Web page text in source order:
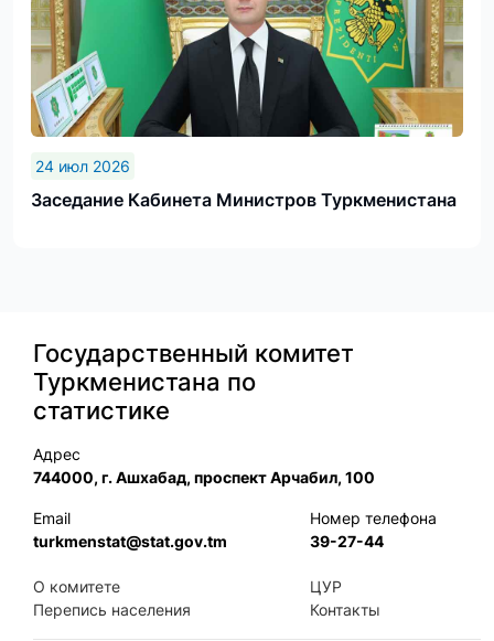
24 июл 2026
Заседание Кабинета Министров Туркменистана
Государственный комитет
Туркменистана по
статистике
Адрес
744000, г. Ашхабад, проспект Арчабил, 100
Email
turkmenstat@stat.gov.tm
Номер телефона
39-27-44
О комитете
Перепись населения
ЦУР
Контакты